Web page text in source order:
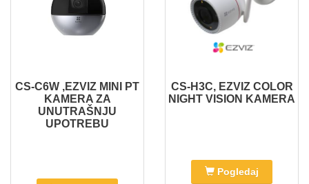
CS-C6W ,EZVIZ MINI PT
KAMERA ZA
UNUTRAŠNJU
UPOTREBU
CS-H3C, EZVIZ COLOR
NIGHT VISION KAMERA
Pogledaj